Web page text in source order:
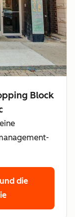
Block
und die